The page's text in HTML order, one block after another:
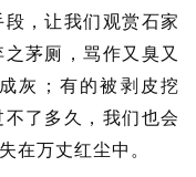
，让我们观赏石家
茅厕，骂作又臭又
灰；有的被剥皮挖
了多久，我们也会
在万丈红尘中。